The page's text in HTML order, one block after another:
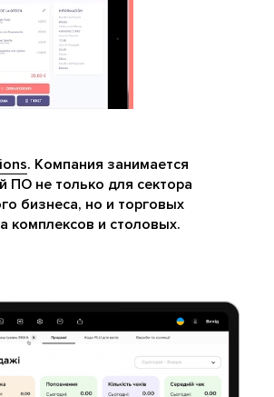
. Компания занимается
ПО не только для сектора
бизнеса, но и торговых
комплексов и столовых.